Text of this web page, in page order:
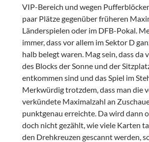
VIP-Bereich und wegen
paar Plätze gegenüber früheren
Länderspielen oder im DFB-Pokal.
immer, dass vor allem im Sektor D
halb belegt waren. Mag sein, dass da
des Blocks der Sonne und der
entkommen sind und das Spiel im
Merkwürdig trotzdem, dass man die
verkündete Maximalzahl an
punktgenau erreichte. Da wird dann
doch nicht gezählt, wie viele Karten
den Drehkreuzen gescannt werden,